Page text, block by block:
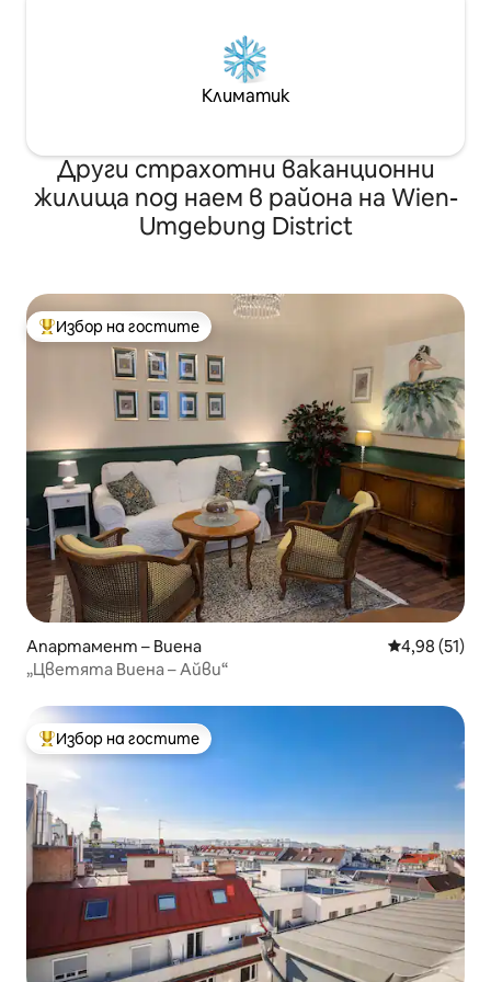
Климатик
Други страхотни ваканционни
жилища под наем в района на Wien-
Umgebung District
Най-популярен избор на гостите
Избор на гостите
Апартамент – Виена Средна
4,98 (51)
„Цветята Виена – Айви“
Най-популярен избор на гостите
Избор на гостите